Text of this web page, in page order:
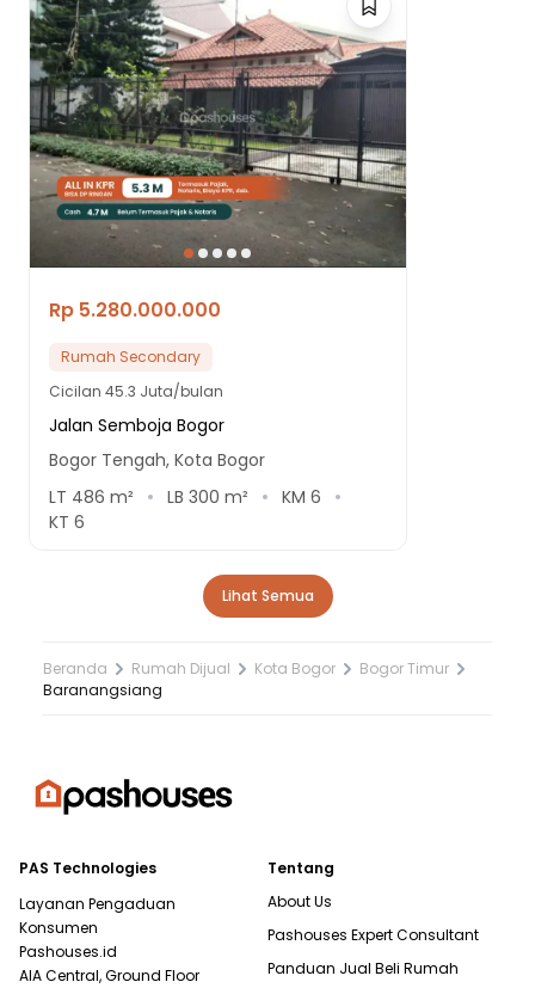
Rp 5.280.000.000
Rumah Secondary
Cicilan 45.3 Juta/bulan
Jalan Semboja Bogor
Bogor Tengah, Kota Bogor
LT 486 m² LB 300 m² KM 6
KT 6
Lihat Semua
Beranda Rumah Dijual Kota Bogor
Bogor Timur
Baranangsiang
PAS Technologies
Layanan Pengaduan
Konsumen
Pashouses.id
AIA Central, Ground Floor
Tentang
About Us
Pashouses Expert Consultant
Panduan Jual Beli Rumah